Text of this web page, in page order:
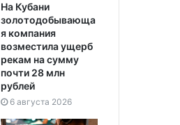
На Кубани
золотодобывающа
я компания
возместила ущерб
рекам на сумму
почти 28 млн
рублей
6 августа 2026